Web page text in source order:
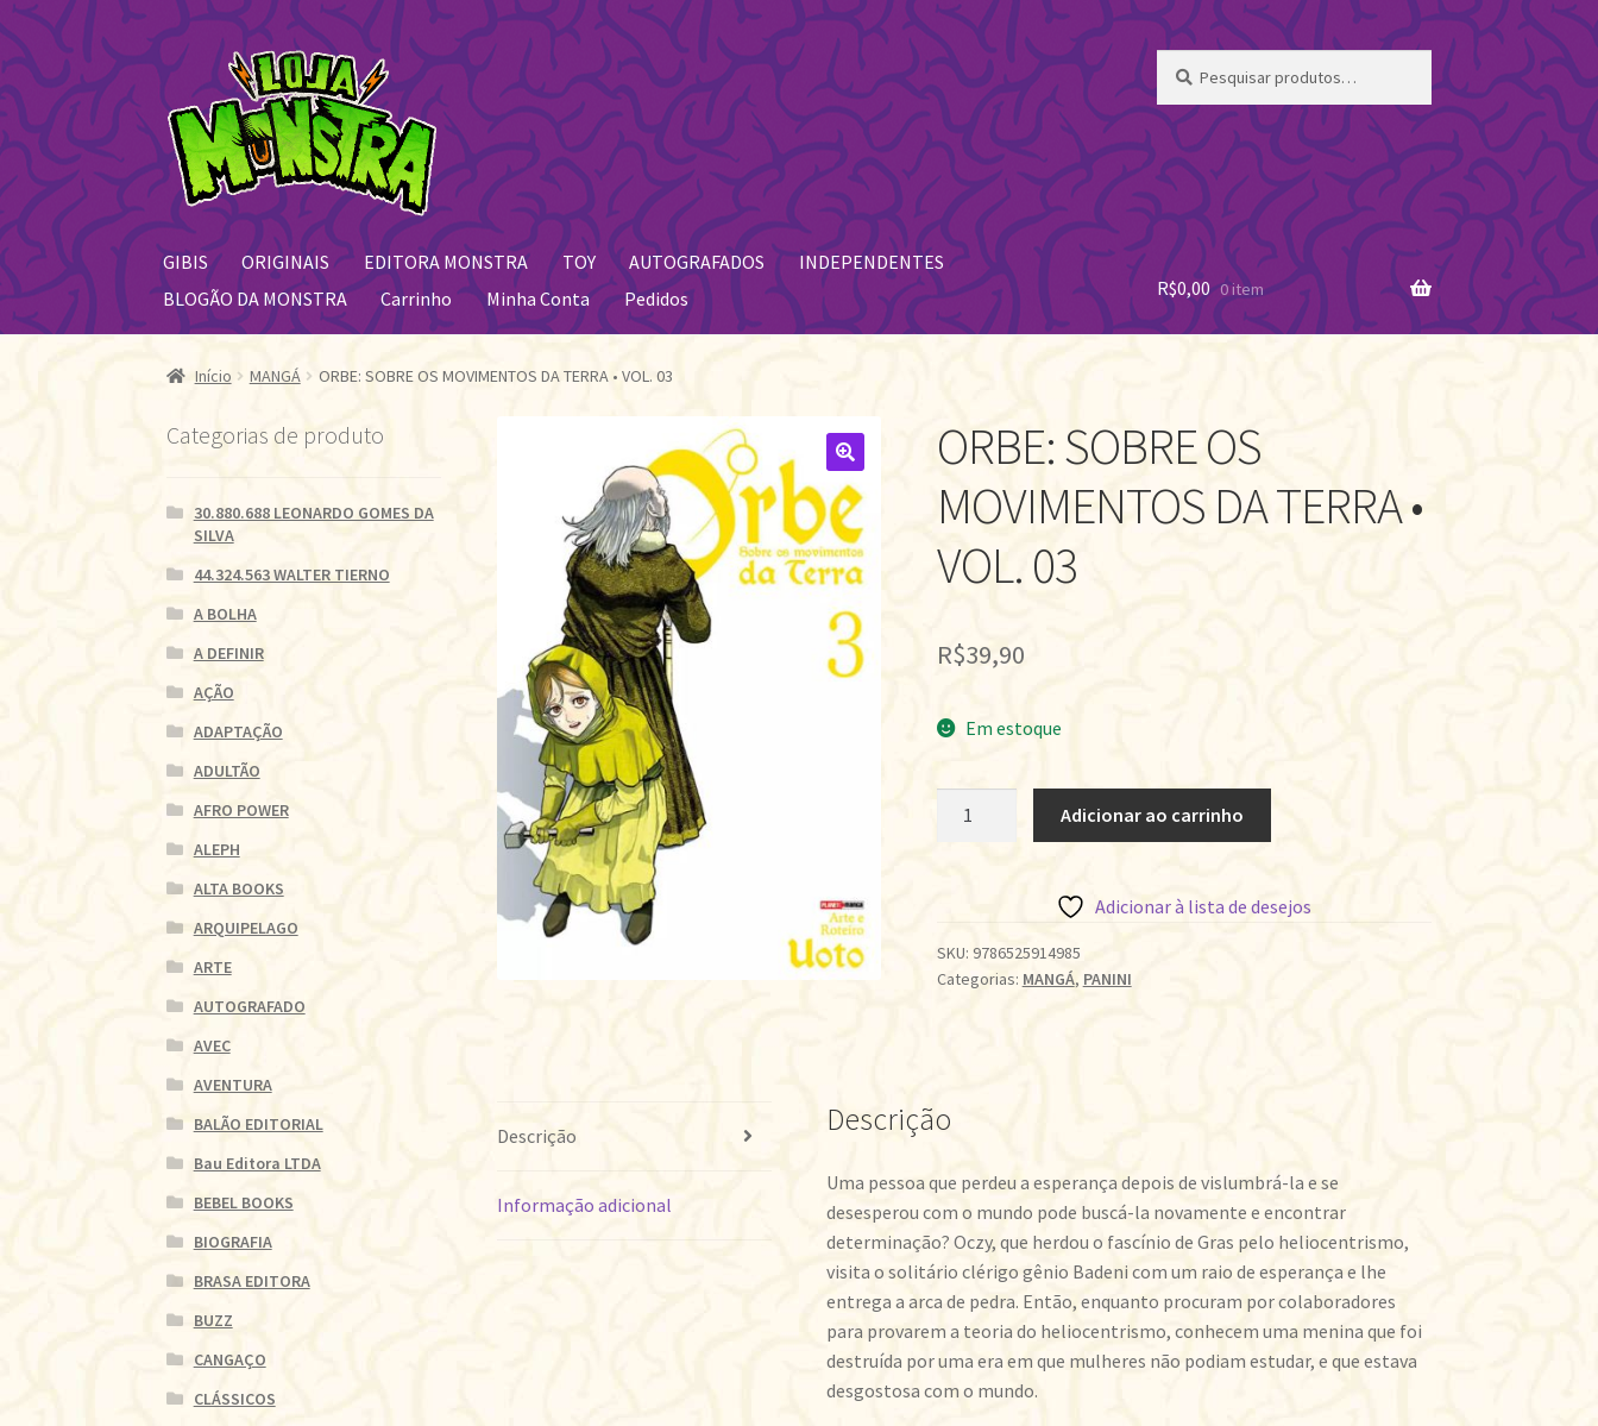
Pular
para
navegação
Pular
para
o
conteúdo
por:
GIBIS ORIGINAIS EDITORA MONSTRA TOY AUTOGRAFADOS
INDEPENDENTES
BLOGÃO DA MONSTRA
Carrinho Minha Conta Pedidos R$0,00 0 item
Início MANGÁ ORBE: SOBRE OS MOVIMENTOS DA TERRA • VOL. 03
🔍
ORBE: SOBRE OS
MOVIMENTOS DA TERRA •
VOL. 03
R$39,90
Em estoque
TERRA
•
Adicionar ao carrinho
Adicionar à lista de desejos
SKU: 9786525914985
Categorias: MANGÁ, PANINI
Descrição
Informação adicional
Descrição
Uma pessoa que perdeu a esperança depois de vislumbrá-la e se
desesperou com o mundo pode buscá-la novamente e encontrar
determinação? Oczy, que herdou o fascínio de Gras pelo heliocentrismo,
visita o solitário clérigo gênio Badeni com um raio de esperança e lhe
entrega a arca de pedra. Então, enquanto procuram por colaboradores
para provarem a teoria do heliocentrismo, conhecem uma menina que foi
destruída por uma era em que mulheres não podiam estudar, e que estava
desgostosa com o mundo.
Categorias de produto
30.880.688 LEONARDO GOMES DA
SILVA
44.324.563 WALTER TIERNO
A BOLHA
A DEFINIR
AÇÃO
ADAPTAÇÃO
ADULTÃO
AFRO POWER
ALEPH
ALTA BOOKS
ARQUIPELAGO
ARTE
AUTOGRAFADO
AVEC
AVENTURA
BALÃO EDITORIAL
Bau Editora LTDA
BEBEL BOOKS
BIOGRAFIA
BRASA EDITORA
BUZZ
CANGAÇO
CLÁSSICOS